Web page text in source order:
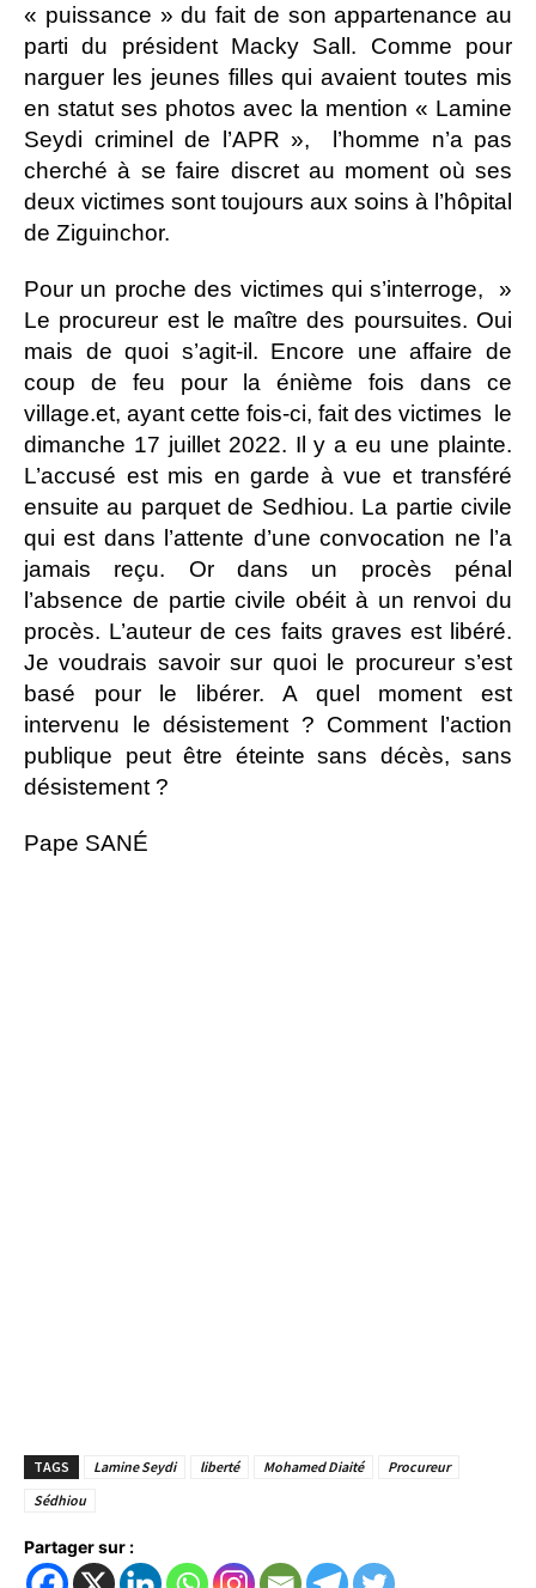
« puissance » du fait de son appartenance au
parti du président Macky Sall. Comme pour
narguer les jeunes filles qui avaient toutes mis
en statut ses photos avec la mention « Lamine
Seydi criminel de l’APR », l’homme n’a pas
cherché à se faire discret au moment où ses
deux victimes sont toujours aux soins à l’hôpital
de Ziguinchor.
Pour un proche des victimes qui s’interroge, »
Le procureur est le maître des poursuites. Oui
mais de quoi s’agit-il. Encore une affaire de
coup de feu pour la énième fois dans ce
village.et, ayant cette fois-ci, fait des victimes le
dimanche 17 juillet 2022. Il y a eu une plainte.
L’accusé est mis en garde à vue et transféré
ensuite au parquet de Sedhiou. La partie civile
qui est dans l’attente d’une convocation ne l’a
jamais reçu. Or dans un procès pénal
l’absence de partie civile obéit à un renvoi du
procès. L’auteur de ces faits graves est libéré.
Je voudrais savoir sur quoi le procureur s’est
basé pour le libérer. A quel moment est
intervenu le désistement ? Comment l’action
publique peut être éteinte sans décès, sans
désistement ?
Pape SANÉ
TAGS Lamine Seydi liberté Mohamed Diaité
Procureur
Sédhiou
Partager sur :